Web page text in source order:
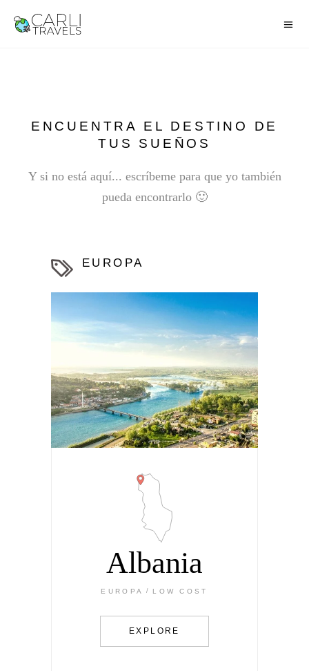
ENCUENTRA EL DESTINO DE
TUS SUEÑOS
Y si no está aquí... escríbeme para que yo también
pueda encontrarlo 🙂
EUROPA
Albania
EUROPA LOW COST
EXPLORE